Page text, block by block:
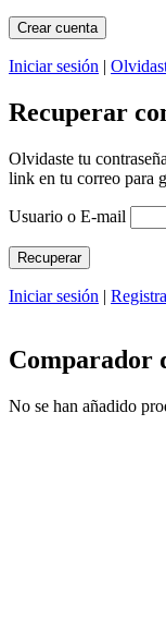
Iniciar sesión |
Recuperar
Olvidaste tu
link en tu correo para
Usuario o E-mail
Iniciar sesión |